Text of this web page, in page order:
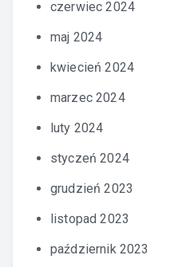
czerwiec 2024
maj 2024
kwiecień 2024
marzec 2024
luty 2024
styczeń 2024
grudzień 2023
listopad 2023
październik 2023